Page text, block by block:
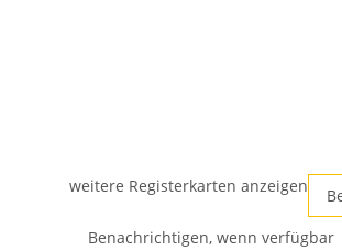
weitere Registerkarten anzeigen
Benachrichtigen, wenn verfügbar